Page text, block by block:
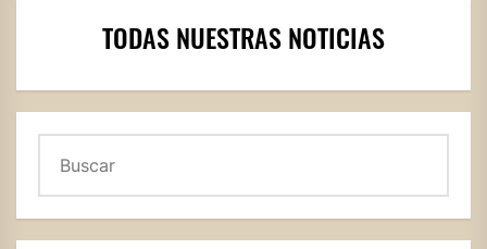
TODAS NUESTRAS NOTICIAS